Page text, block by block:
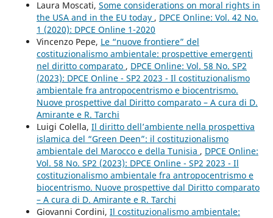
Laura Moscati, Some considerations on moral rights in
the USA and in the EU today , DPCE Online: Vol. 42 No.
1 (2020): DPCE Online 1-2020
Vincenzo Pepe, Le “nuove frontiere” del
costituzionalismo ambientale: prospettive emergenti
nel diritto comparato , DPCE Online: Vol. 58 No. SP2
(2023): DPCE Online - SP2 2023 - Il costituzionalismo
ambientale fra antropocentrismo e biocentrismo.
Nuove prospettive dal Diritto comparato – A cura di D.
Amirante e R. Tarchi
Luigi Colella, Il diritto dell’ambiente nella prospettiva
islamica del “Green Deen”: il costituzionalismo
ambientale del Marocco e della Tunisia , DPCE Online:
Vol. 58 No. SP2 (2023): DPCE Online - SP2 2023 - Il
costituzionalismo ambientale fra antropocentrismo e
biocentrismo. Nuove prospettive dal Diritto comparato
– A cura di D. Amirante e R. Tarchi
Giovanni Cordini, Il costituzionalismo ambientale: